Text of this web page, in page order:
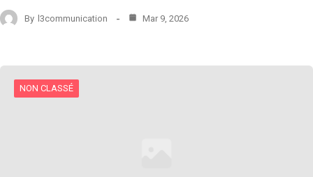
By l3communication Mar 9, 2026
NON CLASSÉ